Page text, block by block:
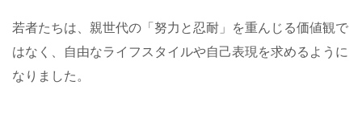
若者たちは、親世代の「努力と忍耐」を重んじる価値観で
はなく、自由なライフスタイルや自己表現を求めるように
なりました。